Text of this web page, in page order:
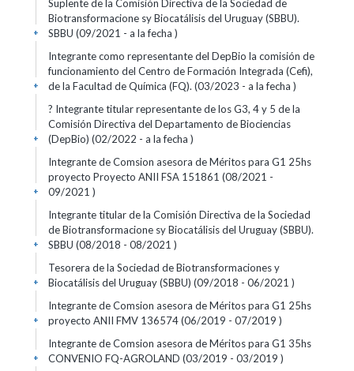
Suplente de la Comisión Directiva de la Sociedad de
Biotransformacione sy Biocatálisis del Uruguay (SBBU).
SBBU (09/2021 - a la fecha )
+
Integrante como representante del DepBio la comisión de
funcionamiento del Centro de Formación Integrada (Cefi),
de la Facultad de Química (FQ). (03/2023 - a la fecha )
+
? Integrante titular representante de los G3, 4 y 5 de la
Comisión Directiva del Departamento de Biociencias
(DepBio) (02/2022 - a la fecha )
+
Integrante de Comsion asesora de Méritos para G1 25hs
proyecto Proyecto ANII FSA 151861 (08/2021 -
09/2021 )
+
Integrante titular de la Comisión Directiva de la Sociedad
de Biotransformacione sy Biocatálisis del Uruguay (SBBU).
SBBU (08/2018 - 08/2021 )
+
Tesorera de la Sociedad de Biotransformaciones y
Biocatálisis del Uruguay (SBBU) (09/2018 - 06/2021 )
+
Integrante de Comsion asesora de Méritos para G1 25hs
proyecto ANII FMV 136574 (06/2019 - 07/2019 )
+
Integrante de Comsion asesora de Méritos para G1 35hs
CONVENIO FQ-AGROLAND (03/2019 - 03/2019 )
+